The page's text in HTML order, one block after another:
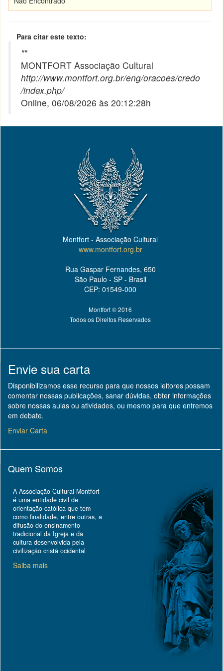
Para citar este texto:
""
MONTFORT Associação Cultural
http://www.montfort.org.br/eng/oracoes/credo
/index.php/
Online, 06/08/2026 às 20:12:28h
Montfort - Associação Cultural
www.montfort.org.br
Rua Gaspar Fernandes, 650
São Paulo - SP - Brasil
CEP: 01549-000
Montfort © 2016
Todos os Direitos Reservados
Envie sua carta
Disponibilizamos esse recurso para que nossos leitores possam
comentar nossas publicações, sanar dúvidas, obter informações
sobre nossas aulas ou atividades, ou mesmo para que entremos
em debate.
Enviar Carta
Quem Somos
A Associação Cultural Montfort
é uma entidade civil de
orientação católica que tem
como finalidade, entre outras, a
difusão do ensinamento
tradicional da Igreja e da
cultura desenvolvida pela
civilização cristã ocidental
Saiba mais